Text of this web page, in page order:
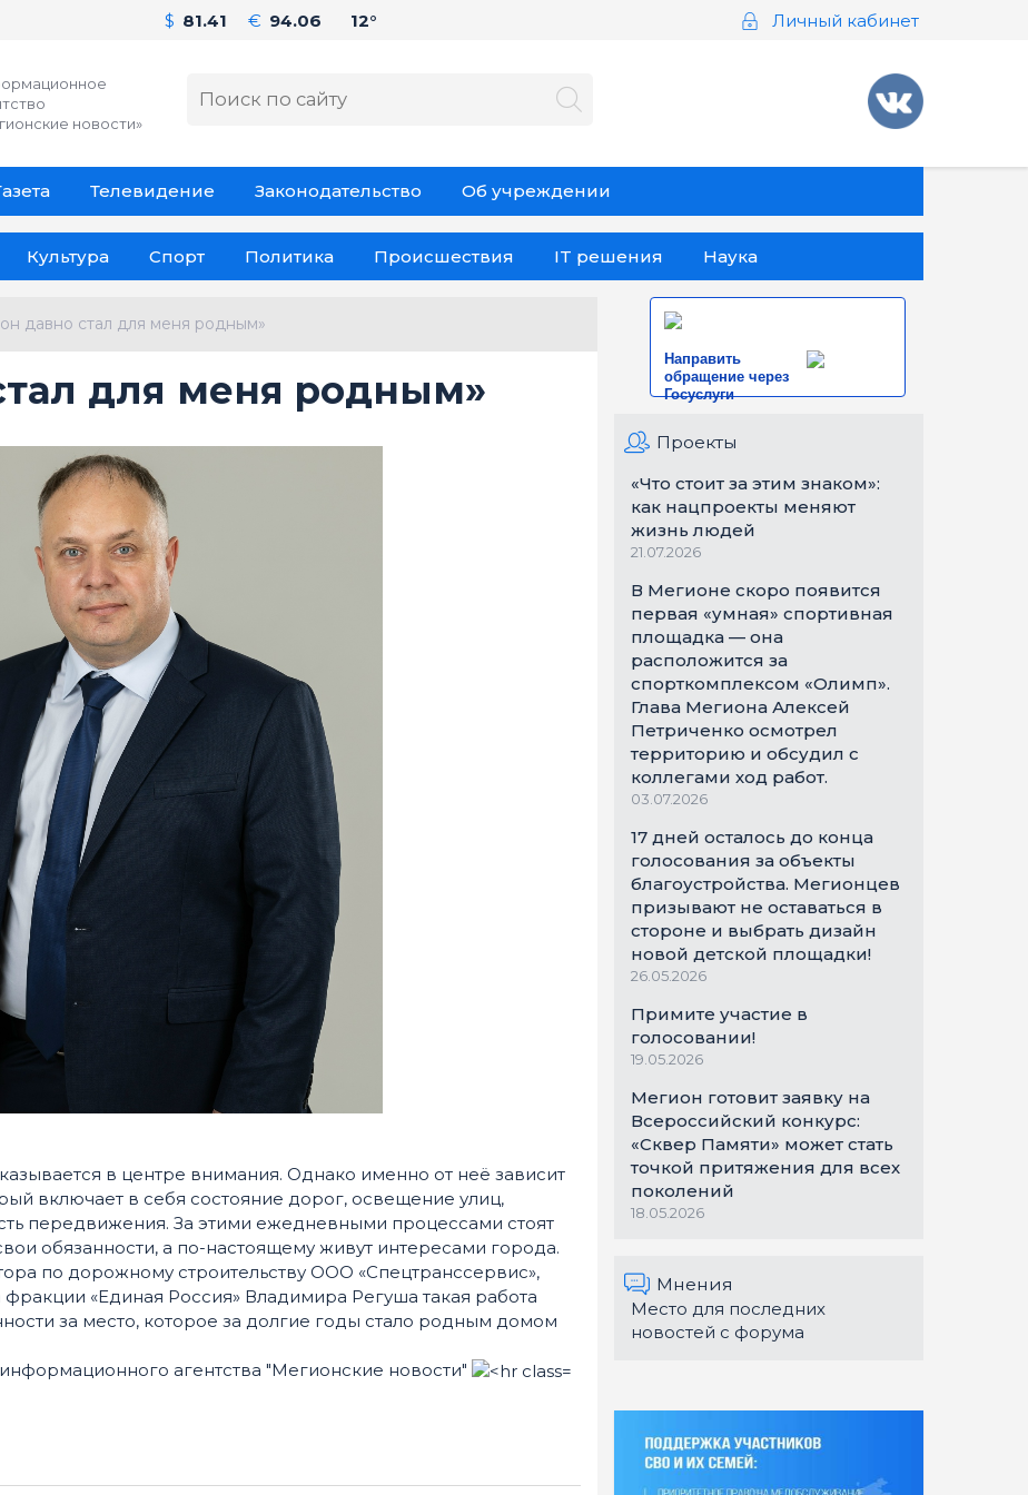
$ 81.41 € 94.06 12° Личный кабинет
новости»
Телевидение Законодательство Об учреждении
Культура Спорт Политика Происшествия IT решения Наука
давно стал для меня родным»
для меня родным»
в центре внимания. Однако именно от неё зависит
включает в себя состояние дорог, освещение улиц,
передвижения. За этими ежедневными процессами стоят
обязанности, а по-настоящему живут интересами города.
по дорожному строительству ООО «Спецтранссервис»,
«Единая Россия» Владимира Регуша такая работа
за место, которое за долгие годы стало родным домом
агентства "Мегионские новости"
Направить
обращение через
Госуслуги
Проекты
«Что стоит за этим знаком»:
как нацпроекты меняют
жизнь людей
21.07.2026
В Мегионе скоро появится
первая «умная» спортивная
площадка — она
расположится за
спорткомплексом «Олимп».
Глава Мегиона Алексей
Петриченко осмотрел
территорию и обсудил с
коллегами ход работ.
03.07.2026
17 дней осталось до конца
голосования за объекты
благоустройства. Мегионцев
призывают не оставаться в
стороне и выбрать дизайн
новой детской площадки!
26.05.2026
Примите участие в
голосовании!
19.05.2026
Мегион готовит заявку на
Всероссийский конкурс:
«Сквер Памяти» может стать
точкой притяжения для всех
поколений
18.05.2026
Мнения
Место для последних
новостей с форума